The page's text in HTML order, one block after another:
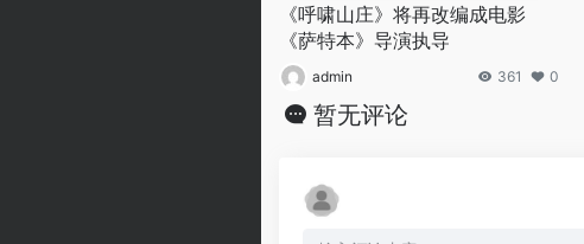
《呼啸山庄》将再改编成电影
《萨特本》导演执导
admin 361 0
暂无评论